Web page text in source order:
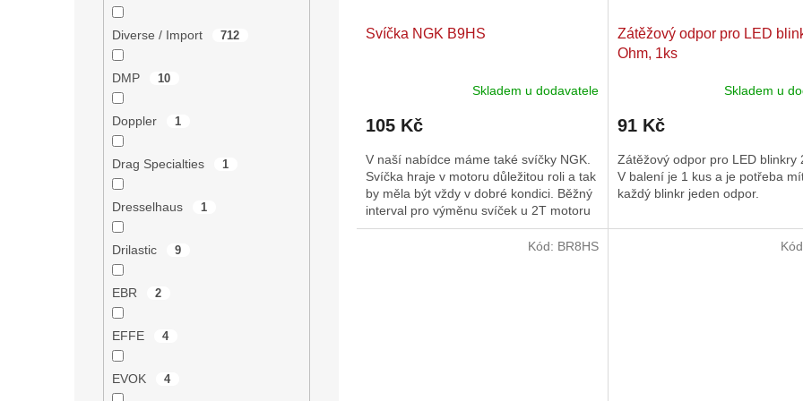
Diverse / Import 712
DMP 10
Doppler 1
Drag Specialties 1
Dresselhaus 1
Drilastic 9
EBR 2
EFFE 4
EVOK 4
Svíčka NGK B9HS
produktu
5,0
z
5
hvězdiček.
Skladem u dodavatele
105 Kč
V naší nabídce máme také svíčky NGK.
Svíčka hraje v motoru důležitou roli a tak
by měla být vždy v dobré kondici. Běžný
interval pro výměnu svíček u 2T motoru
je 3000 až 5000km.
Zátěžový odpor pro LED
Ohm, 1ks
Skladem u
91 Kč
Zátěžový odpor pro LED blinkry
V balení je 1 kus a je potřeba
každý blinkr jeden odpor.
Kód: BR8HS